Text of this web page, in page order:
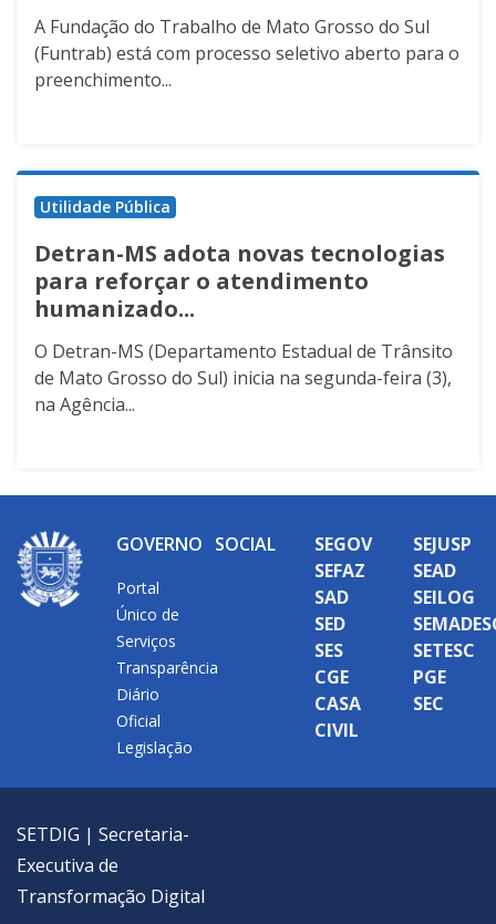
A Fundação do Trabalho de Mato Grosso do Sul
(Funtrab) está com processo seletivo aberto para o
preenchimento...
Utilidade Pública
Detran-MS adota novas tecnologias
para reforçar o atendimento
humanizado...
O Detran-MS (Departamento Estadual de Trânsito
de Mato Grosso do Sul) inicia na segunda-feira (3),
na Agência...
GOVERNO
Portal
Único de
Serviços
Transparência
Diário
Oficial
Legislação
SOCIAL
SEGOV
SEFAZ
SAD
SED
SES
CGE
CASA
CIVIL
SEJUSP
SEAD
SEILOG
SETESC
PGE
SEC
SETDIG | Secretaria-
Executiva de
Transformação Digital